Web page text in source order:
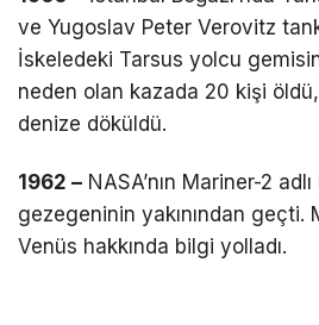
ve Yugoslav Peter Verovitz
İskeledeki Tarsus yolcu
neden olan kazada 20 kişi
denize döküldü.
1962 – NASA’nın Mariner-2
gezegeninin yakınından geçti.
Venüs hakkında bilgi yolladı.